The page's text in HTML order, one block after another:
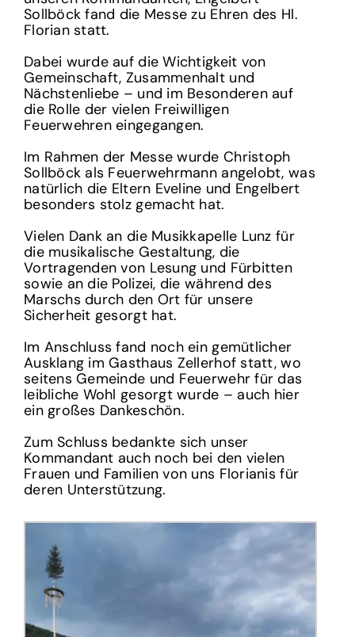
Sollböck fand die Messe zu Ehren des Hl.
Florian statt.
Dabei wurde auf die Wichtigkeit von
Gemeinschaft, Zusammenhalt und
Nächstenliebe – und im Besonderen auf
die Rolle der vielen Freiwilligen
Feuerwehren eingegangen.
Im Rahmen der Messe wurde Christoph
Sollböck als Feuerwehrmann angelobt, was
natürlich die Eltern Eveline und Engelbert
besonders stolz gemacht hat.
Vielen Dank an die Musikkapelle Lunz für
die musikalische Gestaltung, die
Vortragenden von Lesung und Fürbitten
sowie an die Polizei, die während des
Marschs durch den Ort für unsere
Sicherheit gesorgt hat.
Im Anschluss fand noch ein gemütlicher
Ausklang im Gasthaus Zellerhof statt, wo
seitens Gemeinde und Feuerwehr für das
leibliche Wohl gesorgt wurde – auch hier
ein großes Dankeschön.
Zum Schluss bedankte sich unser
Kommandant auch noch bei den vielen
Frauen und Familien von uns Florianis für
deren Unterstützung.